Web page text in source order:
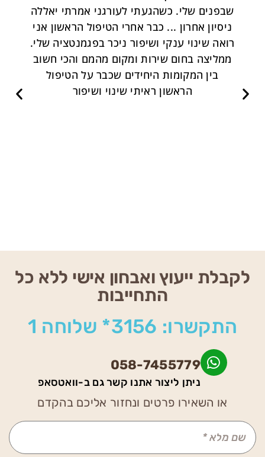
שבפנים שלי. כשהגעתי לעורגני אמרתי יאללה
ניסיון אחרון ... כבר אחרי הטיפול הראשון אני
רואה שינוי ענקי ושיפור ניכר בפגמנטציה שלי.
ממליצה בחום שירות ומקום מהמם והכי חשוב
בין המקומות היחידים שכבר על הטיפול
הראשון ראיתי שינוי ושיפור
לקבלת ייעוץ ואבחון אישי ללא כל
התחייבות
התקשרו: 3156* שלוחה 1
058-7455779
ניתן ליצור אתנו קשר גם ב-וואטסאפ
או השאירו פרטים ונחזור אליכם בהקדם